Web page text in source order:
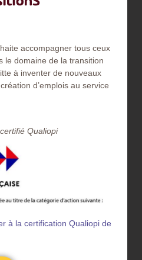
accompagner tous ceux
le domaine de la transition
à inventer de nouveaux
d’emplois au service
Qualiopi​
à la certification Qualiopi de